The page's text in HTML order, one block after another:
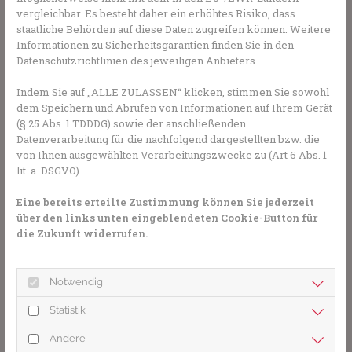
Gesundheits-Experten und -Expertinnen aus Ihrer
Region beraten Sie gerne. Hier gelangen Sie zur
Expertensuche.
Die richtige Kleidung: Shirt, Hose und
Hut bieten den besten Schutz
Kinder bis ins Vorschulalter sollten sich zwar ausreichend
in der Sonne bewegen, um ausreichend mit Vitamin D
versorgt zu werden. Doch auch diese Kinder sollten es
nicht übertreiben: Vor allem zwischen 11 und 15 Uhr ist die
Strahlung der Sonne sehr hoch, dann sollten sich Kinder
Hose sollte man darauf achten, dass der Stoff sonnendicht
ist. Es gibt Kleidung, die durch eine bestimmte
Webtechnik oder durch eine Imprägnierung einen Schutz
vor UV-Strahlen bietet. Auch beim Planschen oder
Schwimmen sollten Schultern und Rücken durch ein
vergleichbar. Es besteht daher ein erhöhtes Risiko, dass
staatliche Behörden auf diese Daten zugreifen können. Weitere
Informationen zu Sicherheitsgarantien finden Sie in den
Datenschutzrichtlinien des jeweiligen Anbieters.
Indem Sie auf „ALLE ZULASSEN“ klicken, stimmen Sie sowohl
dem Speichern und Abrufen von Informationen auf Ihrem Gerät
(§ 25 Abs. 1 TDDDG) sowie der anschließenden
Datenverarbeitung für die nachfolgend dargestellten bzw. die
von Ihnen ausgewählten Verarbeitungszwecke zu (Art 6 Abs. 1
lit. a. DSGVO).
Eine bereits erteilte Zustimmung können Sie jederzeit
über den links unten eingeblendeten Cookie-Button für
die Zukunft widerrufen.
Notwendig
Statistik
Andere